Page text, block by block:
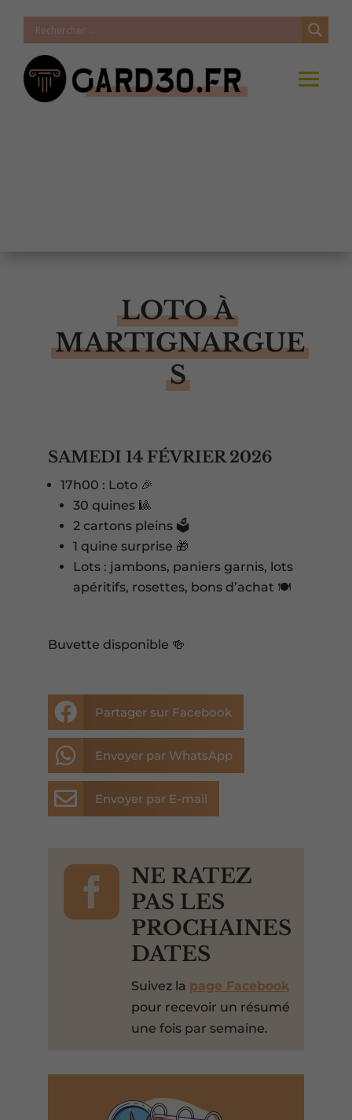
LOTO À
MARTIGNARGUE
S
SAMEDI 14 FÉVRIER 2026
17h00 : Loto 🎉
30 quines 🎱
2 cartons pleins 🗳️
1 quine surprise 🎁
Lots : jambons, paniers garnis, lots
apéritifs, rosettes, bons d’achat 🍽️
Buvette disponible 🍻
 Partager sur Facebook
 Envoyer par WhatsApp
 Envoyer par E-mail

NE RATEZ
PAS LES
PROCHAINES
DATES
Suivez la page Facebook
pour recevoir un résumé
une fois par semaine.